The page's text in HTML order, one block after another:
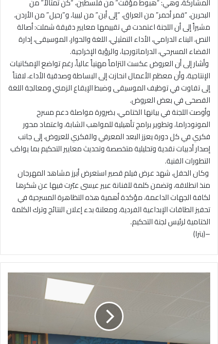
البحرين، “قمر أحمر” من العراق، “إلى أين” من ليبيا، و”رحيل” من الأردن،
مشيراً إلى أن اللجنة اعتمدت في تقييمها معايير دقيقة شملت: أصالة
النص، البناء الدرامي، الأداء التمثيلي، اللغة والحوار، الموسيقى، إدارة
الفضاء المسرحي، الدراماتورجيا، والرؤية الإخراجية.
‏ ‏وأشار إلى أن العروض عكست التزاماً مهنياً عالياً، رغم تواضع الإمكانيات
الإنتاجية، وأن معظم الأعمال انحازت إلى البساطة وصدقية الأداء، لافتاً
إلى تفاوت في توظيف الموسيقى وضبط الإيقاع الزمني ومعالجة اللغة
الفصحى في بعض العروض.
‏‏وأوصت اللجنة في بيانها الختامي، بضرورة مواصلة دعم مسرح
المونودراما، وتطوير برامج تأهيلية للمواهب الشابة، واعتماد محور
فكري في كل دورة يعزز البعد المعرفي والفكري للعروض، إلى جانب
إصدار أدبيات نقدية وتحليلية متخصصة وتحديث معايير التحكيم بما يواكب
التطورات الفنية.
‏ ‏وكان الحفل، شهد عرض فيلم قصير استعرض أبرز مشاهد المهرجان
منذ انطلاقه، وتضمن كلمة للفنانة عبير عيسى عبّرت فيها عن شكرها
لكافة الجهات الداعمة، مؤكدة أهمية هذه التظاهرة المسرحية في
تحفيز الطاقات الإبداعية الفردية، ومعلنة بدء إعلان النتائج وترك الكلمة
الختامية لرئيس لجنة التحكيم.
–(بترا)